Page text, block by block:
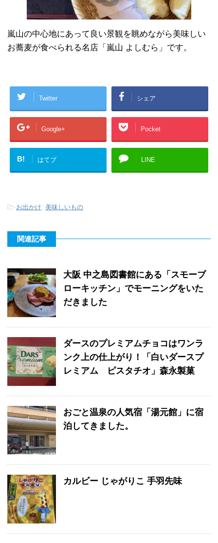
嵐山の中心地にあって良い景観を眺めながら美味しい
お蕎麦が食べられる名店「嵐山 よしむら」です。
Twitter シェア
Google+ Pocket
B! はてブ LINE
-お出かけ, 美味しいもの
関連記事
大阪 中之島図書館にある「スモーブ
ローキッチン」でモーニングをいた
だきました
ダースのプレミアムチョコはワンラ
ンク上の仕上がり！「白いダースプ
レミアム ピスタチオ」森永製菓
おごと温泉の人気宿「湯元館」に宿
泊してきました。
カルビー じゃがりこ 手羽先味